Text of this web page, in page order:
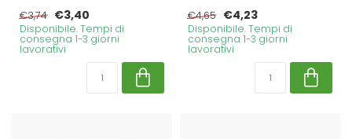
€3,74 €3,40
Disponibile. Tempi di
consegna 1-3 giorni
lavorativi
€4,65 €4,23
Disponibile. Tempi di
consegna 1-3 giorni
lavorativi